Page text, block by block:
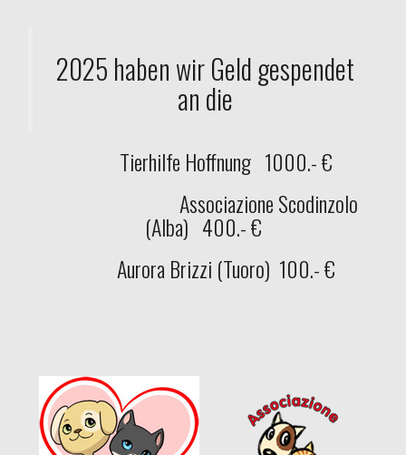
2025 haben wir Geld gespendet
an die
Tierhilfe Hoffnung 1000.- €
Associazione Scodinzolo
(Alba) 400.- €
Aurora Brizzi (Tuoro) 100.- €